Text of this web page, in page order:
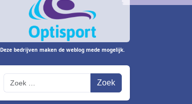
Deze bedrijven maken de weblog mede mogelijk.